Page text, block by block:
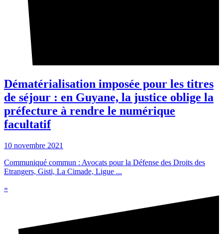
Dématérialisation imposée pour les titres
de séjour : en Guyane, la justice oblige la
préfecture à rendre le numérique
facultatif
10 novembre 2021
Communiqué commun : Avocats pour la Défense des Droits des
Etrangers, Gisti, La Cimade, Ligue ...
»